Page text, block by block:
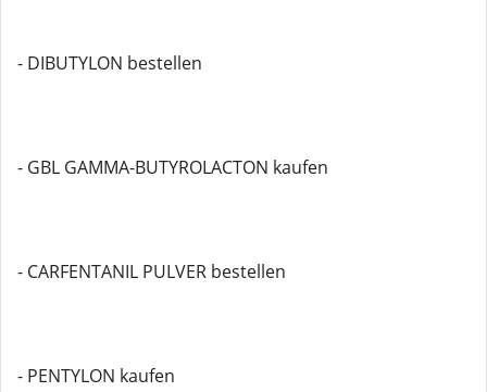
- DIBUTYLON bestellen
- GBL GAMMA-BUTYROLACTON kaufen
- CARFENTANIL PULVER bestellen
- PENTYLON kaufen